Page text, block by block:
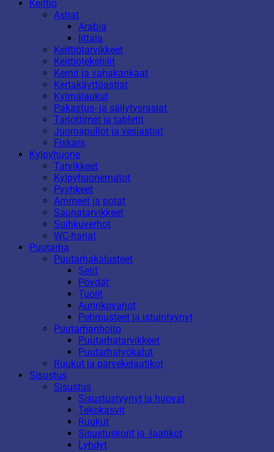
Keittiö
Astiat
Arabia
Iittala
Keittiötarvikkeet
Keittiötekstiilit
Kernit ja vahakankaat
Kertakäyttöastiat
Kylmälaukut
Pakastus- ja säilytysrasiat
Tarjottimet ja tabletit
Juomapullot ja vesiastiat
Fiskars
Kylpyhuone
Tarvikkeet
Kylpyhuonematot
Pyyhkeet
Ammeet ja potat
Saunatarvikkeet
Suihkuverhot
WC-harjat
Puutarha
Puutarhakalusteet
Setit
Pöydät
Tuolit
Aurinkovarjot
Pehmusteet ja istuintyynyt
Puutarhanhoito
Puutarhatarvikkeet
Puutarhatyökalut
Ruukut ja parvekelaatikot
Sisustus
Sisustus
Sisustustyynyt ja huovat
Tekokasvit
Ruukut
Sisustuskorit ja -laatikot
Lyhdyt